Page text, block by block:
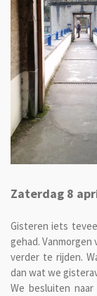
Zaterdag 8
Gisteren iets
gehad.
verder te rijden.
dan wat we
We besluiten